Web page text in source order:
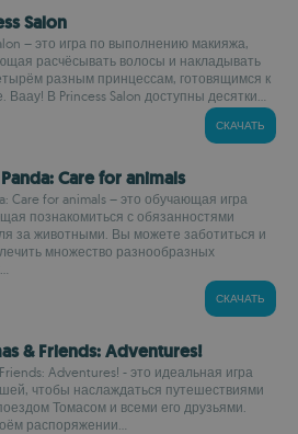
Salon
– это игра по выполнению макияжа,
расчёсывать волосы и накладывать
разным принцессам, готовящимся к
Ваау! В Princess Salon доступны десятки...
СКАЧАТЬ
Care for animals
Care for animals – это обучающая игра
познакомиться с обязанностями
за животными. Вы можете заботиться и
множество разнообразных
СКАЧАТЬ
& Friends: Adventures!
Adventures! - это идеальная игра
чтобы наслаждаться путешествиями
Томасом и всеми его друзьями.
распоряжении...